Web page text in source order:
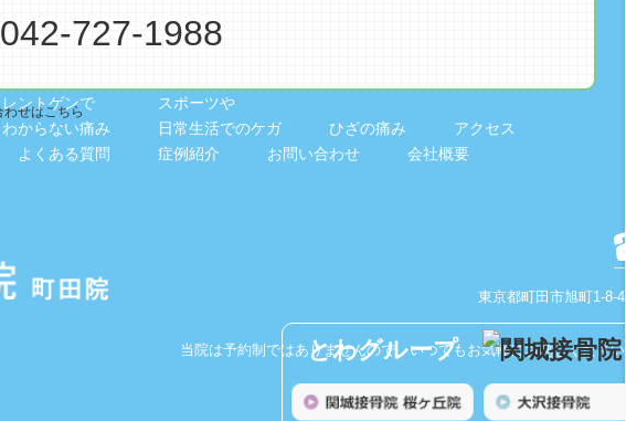
042-727-1988
レントゲンで
わからない痛み
スポーツや
日常生活でのケガ
ひざの痛み
アクセス
よくある質問 症例紹介 お問い合わせ
会社概要
東京都町田市旭町1-8-4
当院は予約制ではありませんので、いつでもお気軽にお越しください
とわグループ